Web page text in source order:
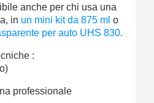
anche per chi usa una
in un mini kit da 875 ml o
per auto UHS 830.
:
professionale